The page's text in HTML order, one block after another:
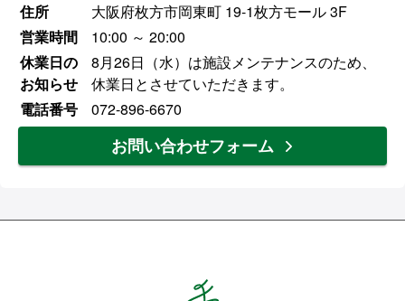
住所
大阪府枚方市岡東町 19-1枚方モール 3F
営業時間
10:00 ～ 20:00
休業日の
お知らせ
8月26日（水）は施設メンテナンスのため、
休業日とさせていただきます。
電話番号
072-896-6670
お問い合わせフォーム